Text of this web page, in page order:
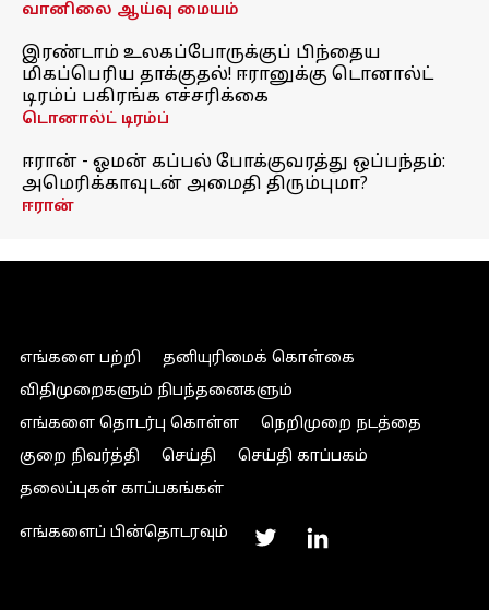
வானிலை ஆய்வு மையம்
இரண்டாம் உலகப்போருக்குப் பிந்தைய
மிகப்பெரிய தாக்குதல்! ஈரானுக்கு டொனால்ட்
டிரம்ப் பகிரங்க எச்சரிக்கை
டொனால்ட் டிரம்ப்
ஈரான் - ஓமன் கப்பல் போக்குவரத்து ஒப்பந்தம்:
அமெரிக்காவுடன் அமைதி திரும்புமா?
ஈரான்
எங்களை பற்றி
தனியுரிமைக் கொள்கை
விதிமுறைகளும் நிபந்தனைகளும்
எங்களை தொடர்பு கொள்ள
நெறிமுறை நடத்தை
குறை நிவர்த்தி
செய்தி
செய்தி காப்பகம்
தலைப்புகள் காப்பகங்கள்
எங்களைப் பின்தொடரவும்